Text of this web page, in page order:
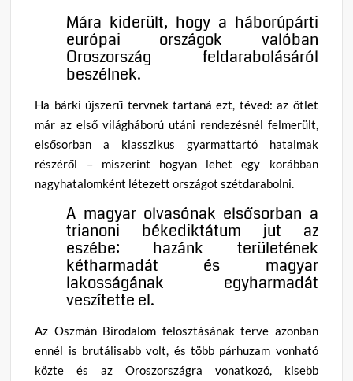
Mára kiderült, hogy a háborúpárti
európai országok valóban
Oroszország feldarabolásáról
beszélnek.
Ha bárki újszerű tervnek tartaná ezt, téved: az ötlet
már az első világháború utáni rendezésnél felmerült,
elsősorban a klasszikus gyarmattartó hatalmak
részéről – miszerint hogyan lehet egy korábban
nagyhatalomként létezett országot szétdarabolni.
A magyar olvasónak elsősorban a
trianoni békediktátum jut az
eszébe: hazánk területének
kétharmadát és magyar
lakosságának egyharmadát
veszítette el.
Az Oszmán Birodalom felosztásának terve azonban
ennél is brutálisabb volt, és több párhuzam vonható
közte és az Oroszországra vonatkozó, kisebb